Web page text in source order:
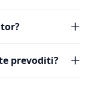
prevoditi?